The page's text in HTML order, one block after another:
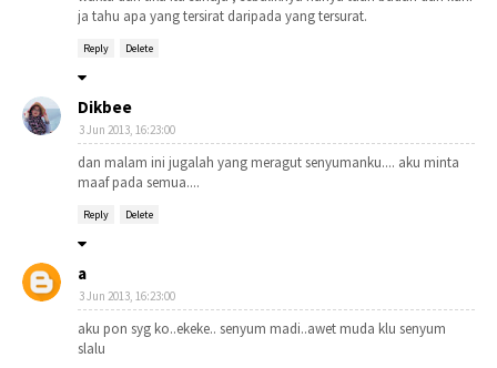
ja tahu apa yang tersirat daripada yang tersurat.
Reply Delete
Dikbee
3 Jun 2013, 16:23:00
dan malam ini jugalah yang meragut senyumanku.... aku minta
maaf pada semua....
Reply Delete
a
3 Jun 2013, 16:23:00
aku pon syg ko..ekeke.. senyum madi..awet muda klu senyum
slalu